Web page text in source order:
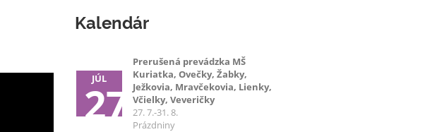
Kalendár
JÚL
27
Prerušená prevádzka MŠ
Kuriatka, Ovečky, Žabky,
Ježkovia, Mravčekovia, Lienky,
Včielky, Veveričky
27. 7.-31. 8.
Prázdniny